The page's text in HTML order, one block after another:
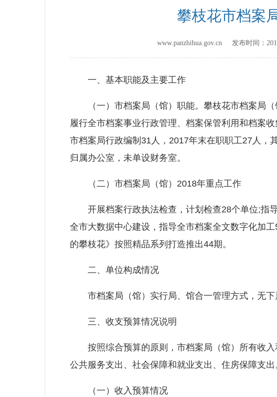
攀枝花市档案
www.panzhihua.gov.cn 发布时间：
一、基本职能及主要工作
（一）市档案局（馆）职能。攀枝花市档案局（
履行全市档案事业行政管理、档案保管利用和档案
市档案局行政编制31人，2017年末在职职工27人，
归属办公室，未单设财务室。
（二）市档案局（馆）2018年重点工作
开展档案行政执法检查，计划检查28个单位;指导
全市大数据中心建设，指导全市档案全文数字化加
的攀枝花》按照精品系列打造推出44期。
二、单位构成情况
市档案局（馆）实行局、馆合一管理方式，无下
三、收支预算情况说明
按照综合预算的原则，市档案局（馆）所有收入
公共服务支出、社会保障和就业支出、住房保障支
（一）收入预算情况